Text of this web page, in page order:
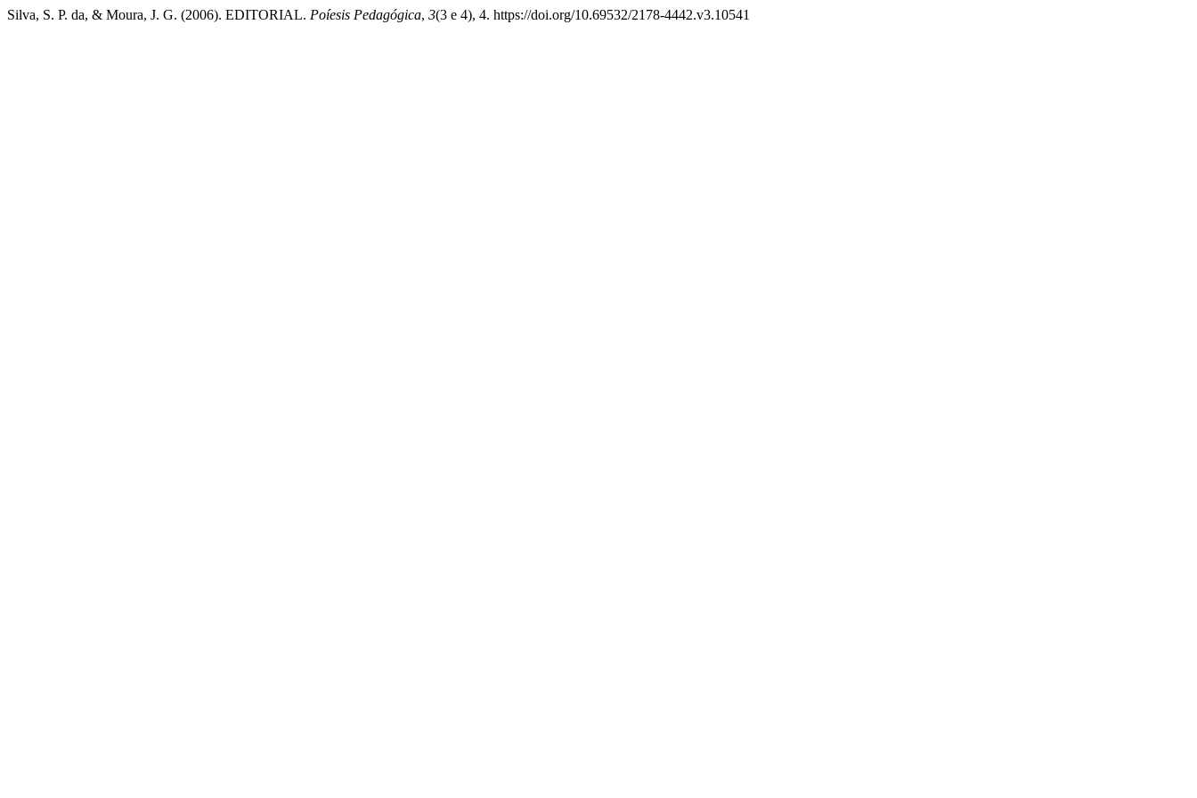
Silva, S. P. da, & Moura, J. G. (2006). EDITORIAL. Poíesis Pedagógica, 3(3 e 4), 4. https://doi.org/10.69532/2178-4442.v3.10541